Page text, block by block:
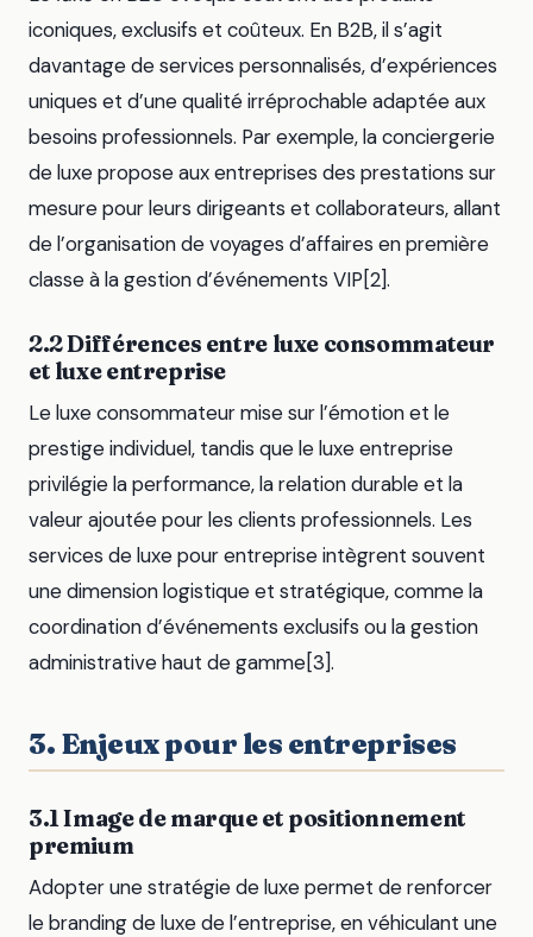
iconiques, exclusifs et coûteux. En B2B, il s’agit
davantage de services personnalisés, d’expériences
uniques et d’une qualité irréprochable adaptée aux
besoins professionnels. Par exemple, la conciergerie
de luxe propose aux entreprises des prestations sur
mesure pour leurs dirigeants et collaborateurs, allant
de l’organisation de voyages d’affaires en première
classe à la gestion d’événements VIP[2].
2.2 Différences entre luxe consommateur
et luxe entreprise
Le luxe consommateur mise sur l’émotion et le
prestige individuel, tandis que le luxe entreprise
privilégie la performance, la relation durable et la
valeur ajoutée pour les clients professionnels. Les
services de luxe pour entreprise intègrent souvent
une dimension logistique et stratégique, comme la
coordination d’événements exclusifs ou la gestion
administrative haut de gamme[3].
3. Enjeux pour les entreprises
3.1 Image de marque et positionnement
premium
Adopter une stratégie de luxe permet de renforcer
le branding de luxe de l’entreprise, en véhiculant une